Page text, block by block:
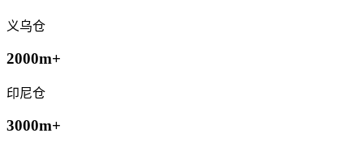
义乌仓
2000m+
印尼仓
3000m+